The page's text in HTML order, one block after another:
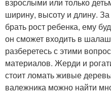
взрослыми или только
ширину, высоту и длину.
брать рост ребенка, ему
он сможет входить в
разберетесь с этими
материалов. Жерди и
стоит ломать живые
валежника можно найти